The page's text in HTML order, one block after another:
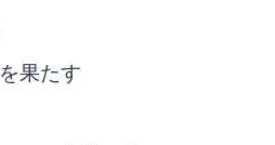
果たす